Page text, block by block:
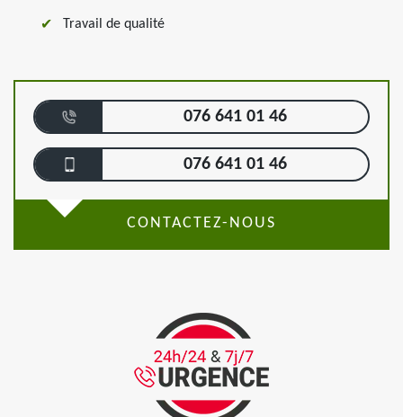
Travail de qualité
076 641 01 46
076 641 01 46
CONTACTEZ-NOUS